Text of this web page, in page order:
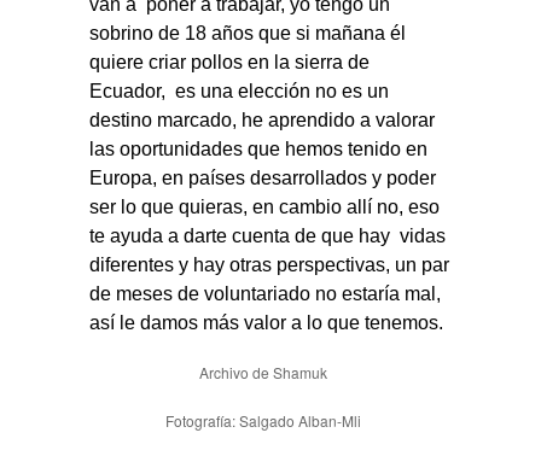
van a poner a trabajar, yo tengo un
sobrino de 18 años que si mañana él
quiere criar pollos en la sierra de
Ecuador, es una elección no es un
destino marcado, he aprendido a valorar
las oportunidades que hemos tenido en
Europa, en países desarrollados y poder
ser lo que quieras, en cambio allí no, eso
te ayuda a darte cuenta de que hay vidas
diferentes y hay otras perspectivas, un par
de meses de voluntariado no estaría mal,
así le damos más valor a lo que tenemos.
Archivo de Shamuk
Fotografía: Salgado Alban-Mli